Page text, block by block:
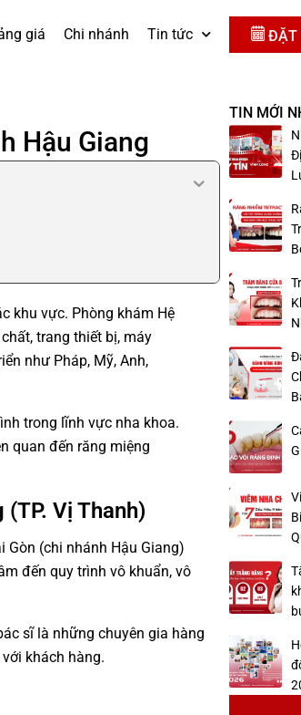
giá Chi nhánh Tin tức ĐẶT
Hậu Giang
khu vực. Phòng khám Hệ
trang thiết bị, máy
như Pháp, Mỹ, Anh,
trong lĩnh vực nha khoa.
quan đến răng miệng
Vị Thanh)
Gòn (chi nhánh Hậu Giang)
đến quy trình vô khuẩn, vô
sĩ là những chuyên gia hàng
khách hàng.
TIN MỚI